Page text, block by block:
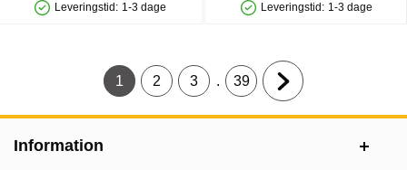
Produkttilgængelighed: På lager
Leveringstid: 1-3 dage
Produkttilgængelighed: På lager
Leveringstid: 1-3 dage
Nuværende side, Side
1
Gå til side
2
Gå til side
3
.
Gå til side
39
Næste side
Information